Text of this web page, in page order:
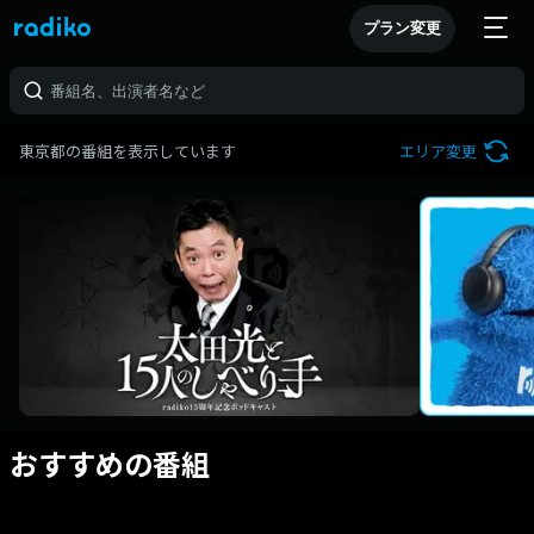
プラン変更
東京都の番組を表示しています エリア変更
おすすめの番組